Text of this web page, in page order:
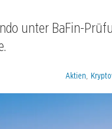
unter BaFin-
Kategorien:
Aktien